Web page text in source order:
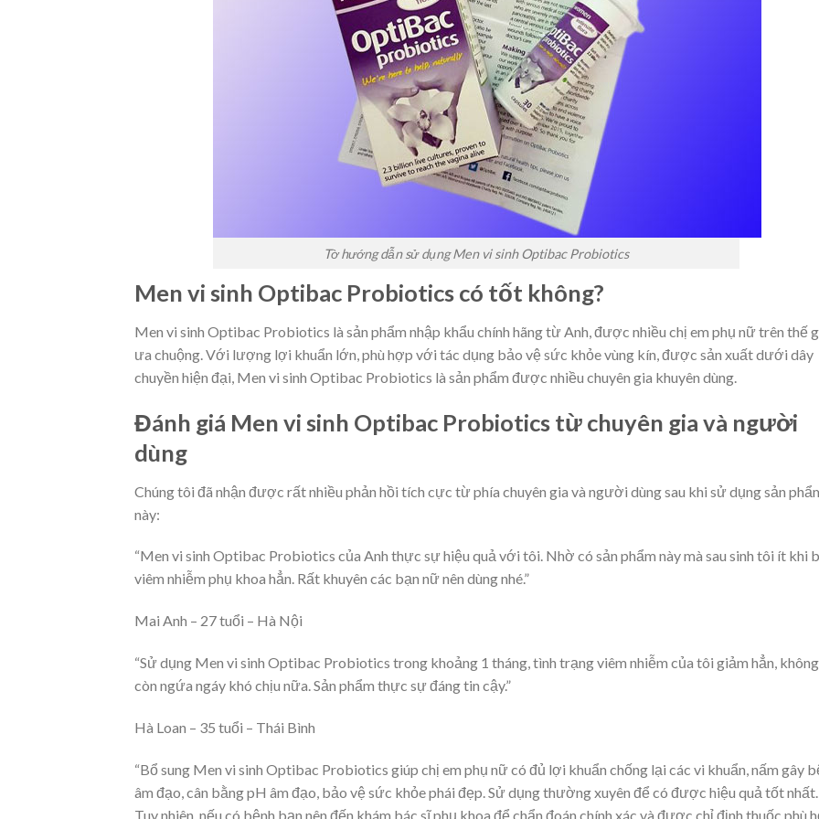
Tờ hướng dẫn sử dụng Men vi sinh Optibac Probiotics
Men vi sinh Optibac Probiotics có tốt không?
Men vi sinh Optibac Probiotics là sản phẩm nhập khẩu chính hãng từ Anh, được nhiều chị em phụ nữ trên thế
ưa chuộng. Với lượng lợi khuẩn lớn, phù hợp với tác dụng bảo vệ sức khỏe vùng kín, được sản xuất dưới dây
chuyền hiện đại, Men vi sinh Optibac Probiotics là sản phẩm được nhiều chuyên gia khuyên dùng.
Đánh giá Men vi sinh Optibac Probiotics từ chuyên gia và người
dùng
Chúng tôi đã nhận được rất nhiều phản hồi tích cực từ phía chuyên gia và người dùng sau khi sử dụng sản
này:
“Men vi sinh Optibac Probiotics của Anh thực sự hiệu quả với tôi. Nhờ có sản phẩm này mà sau sinh tôi ít khi
viêm nhiễm phụ khoa hẳn. Rất khuyên các bạn nữ nên dùng nhé.”
Mai Anh – 27 tuổi – Hà Nội
“Sử dụng Men vi sinh Optibac Probiotics trong khoảng 1 tháng, tình trạng viêm nhiễm của tôi giảm hẳn, không
còn ngứa ngáy khó chịu nữa. Sản phẩm thực sự đáng tin cậy.”
Hà Loan – 35 tuổi – Thái Bình
“Bổ sung Men vi sinh Optibac Probiotics giúp chị em phụ nữ có đủ lợi khuẩn chống lại các vi khuẩn, nấm gây
âm đạo, cân bằng pH âm đạo, bảo vệ sức khỏe phái đẹp. Sử dụng thường xuyên để có được hiệu quả tốt nhất.
Tuy nhiên, nếu có bệnh bạn nên đến khám bác sĩ phụ khoa để chẩn đoán chính xác và được chỉ định thuốc phù